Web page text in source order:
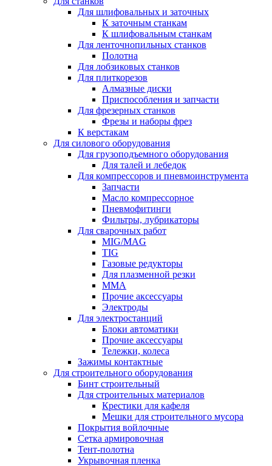
Для шлифовальных и заточных
К заточным станкам
К шлифовальным станкам
Для ленточнопильных станков
Полотна
Для лобзиковых станков
Для плиткорезов
Алмазные диски
Приспособления и запчасти
Для фрезерных станков
Фрезы и наборы фрез
К верстакам
Для силового оборудования
Для грузоподъемного оборудования
Для талей и лебедок
Для компрессоров и пневмоинструмента
Запчасти
Масло компрессорное
Пневмофитинги
Фильтры, лубрикаторы
Для сварочных работ
MIG/MAG
TIG
Газовые редукторы
Для плазменной резки
ММА
Прочие аксессуары
Электроды
Для электростанций
Блоки автоматики
Прочие аксессуары
Тележки, колеса
Зажимы контактные
Для строительного оборудования
Бинт строительный
Для строительных материалов
Крестики для кафеля
Мешки для строительного мусора
Покрытия войлочные
Сетка армировочная
Тент-полотна
Укрывочная пленка